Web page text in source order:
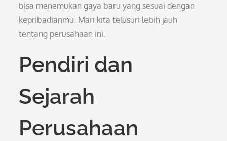
bisa menemukan gaya baru yang sesuai dengan
kepribadianmu. Mari kita telusuri lebih jauh
tentang perusahaan ini.
Pendiri dan
Sejarah
Perusahaan